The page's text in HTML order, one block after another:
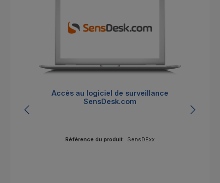
Accès au logiciel de surveillance
SensDesk.com
Référence du produit : SensDExx